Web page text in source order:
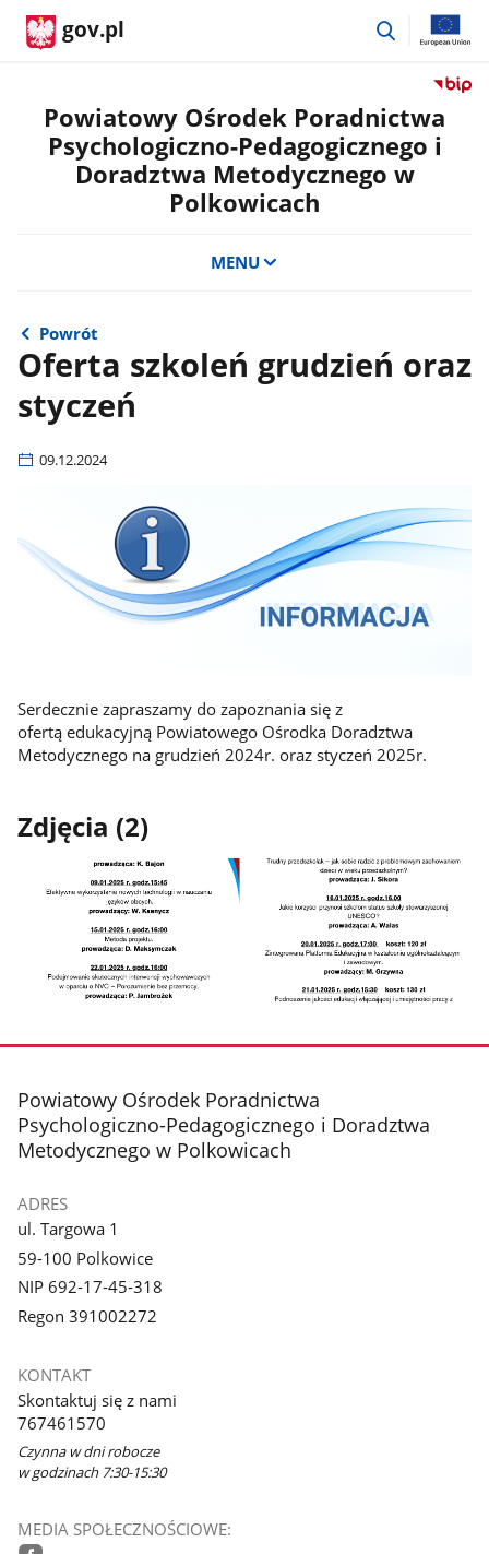
gov.pl
przejdź
Przejdź
do
Powiatowy Ośrodek Poradnictwa
Psychologiczno-Pedagogicznego i
Doradztwa Metodycznego w
Polkowicach
MENU
Powrót
Oferta szkoleń grudzień oraz
styczeń
09.12.2024
Serdecznie zapraszamy do zapoznania się z
ofertą edukacyjną Powiatowego Ośrodka Doradztwa
Metodycznego na grudzień 2024r. oraz styczeń 2025r.
Zdjęcia (2)
galerii.
galerii.
stopka
Powiatowy Ośrodek Poradnictwa
Psychologiczno-Pedagogicznego i Doradztwa
Metodycznego w Polkowicach
ADRES
ul. Targowa 1
59-100 Polkowice
NIP 692-17-45-318
Regon 391002272
KONTAKT
Skontaktuj się z nami
767461570
Czynna w dni robocze
w godzinach 7:30-15:30
MEDIA SPOŁECZNOŚCIOWE: